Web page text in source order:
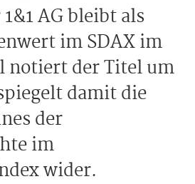
AG bleibt als
im SDAX im
notiert der Titel um
damit die
der
im
wider.